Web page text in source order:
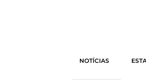
NOTÍCIAS